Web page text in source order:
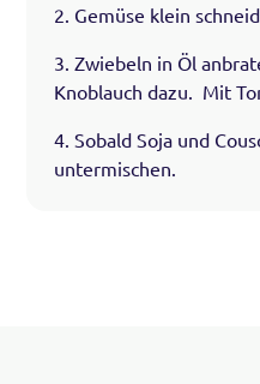
2. Gemüse klein
3. Zwiebeln in Öl
Knoblauch dazu. Mit
4. Sobald Soja und
untermischen.